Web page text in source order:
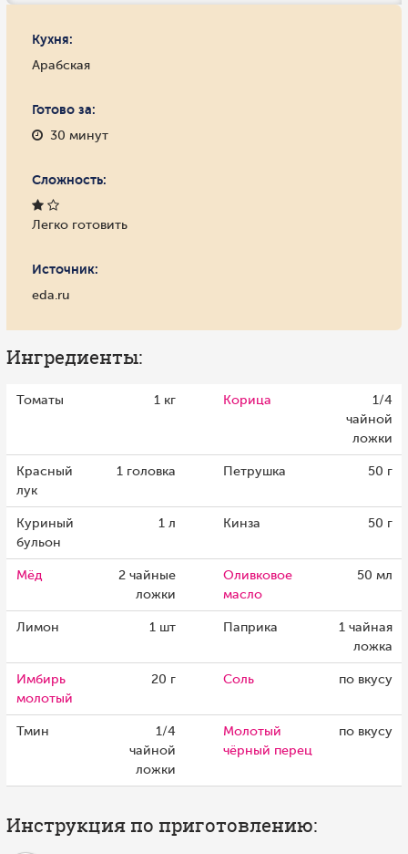
Кухня:
Арабская
Готово за:
30 минут
Сложность:
Легко готовить
Источник:
eda.ru
Ингредиенты:
Томаты 1 кг Корица
1/4
чайной
ложки
Красный
лук
1 головка Петрушка 50 г
Куриный
бульон
1 л Кинза 50 г
Мёд
2 чайные
ложки
Оливковое
масло
50 мл
Лимон 1 шт Паприка
1 чайная
ложка
Имбирь
молотый
20 г Соль по вкусу
Тмин
1/4
чайной
ложки
Молотый
чёрный перец
по вкусу
Инструкция по приготовлению: